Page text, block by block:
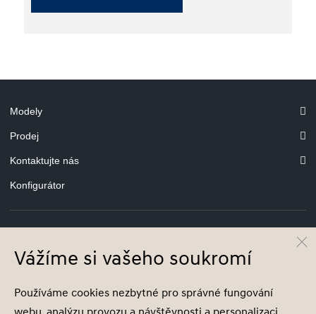
Modely
Prodej
Kontaktujte nás
Konfigurátor
© Hyundai Motor Czech s.r.o.
Společnost je zapsána v obchodním rejstříku vedeném u Městského soudu v
Vážíme si vašeho soukromí
Používáme cookies nezbytné pro správné fungování